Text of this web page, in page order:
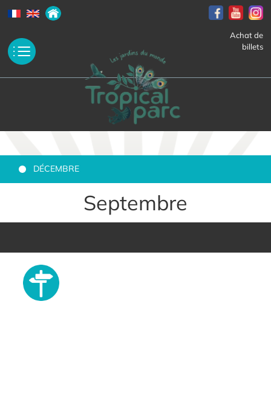
Achat de
billets
DÉCEMBRE
Septembre